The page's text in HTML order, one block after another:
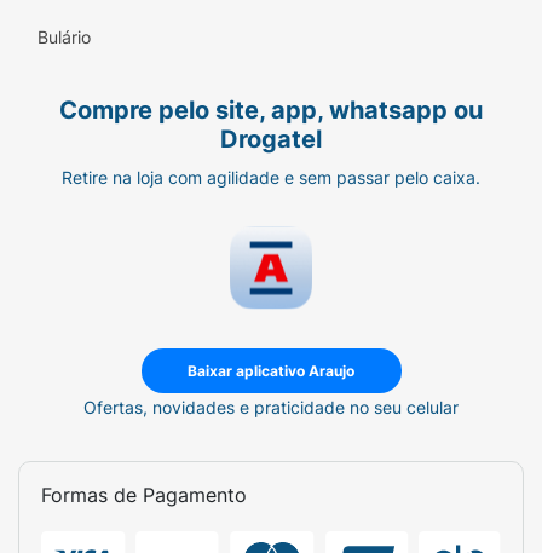
Bulário
Compre pelo site, app, whatsapp ou
Drogatel
Retire na loja com agilidade e sem passar pelo caixa.
Baixar aplicativo Araujo
Ofertas, novidades e praticidade no seu celular
Formas de Pagamento